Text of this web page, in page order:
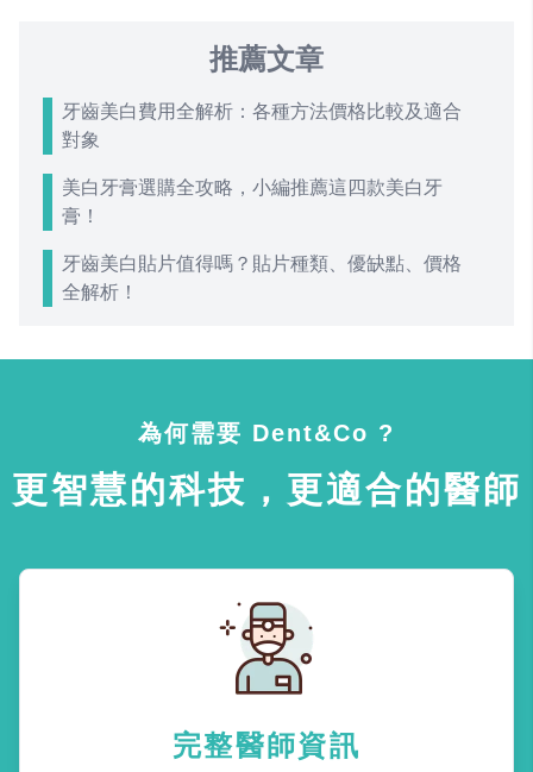
推薦文章
牙齒美白費用全解析：各種方法價格比較及適合
對象
美白牙膏選購全攻略，小編推薦這四款美白牙
膏！
牙齒美白貼片值得嗎？貼片種類、優缺點、價格
全解析！
為何需要 Dent&Co ?
更智慧的科技，更適合的醫師
完整醫師資訊